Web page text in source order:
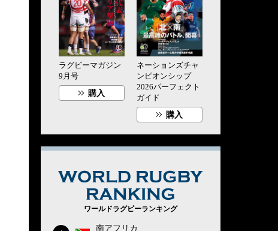
ラグビーマガジン
9月号
購入
ネーションズチャ
ンピオンシップ
2026パーフェクト
ガイド
購入
ワールドラグビーランキング
南アフリカ